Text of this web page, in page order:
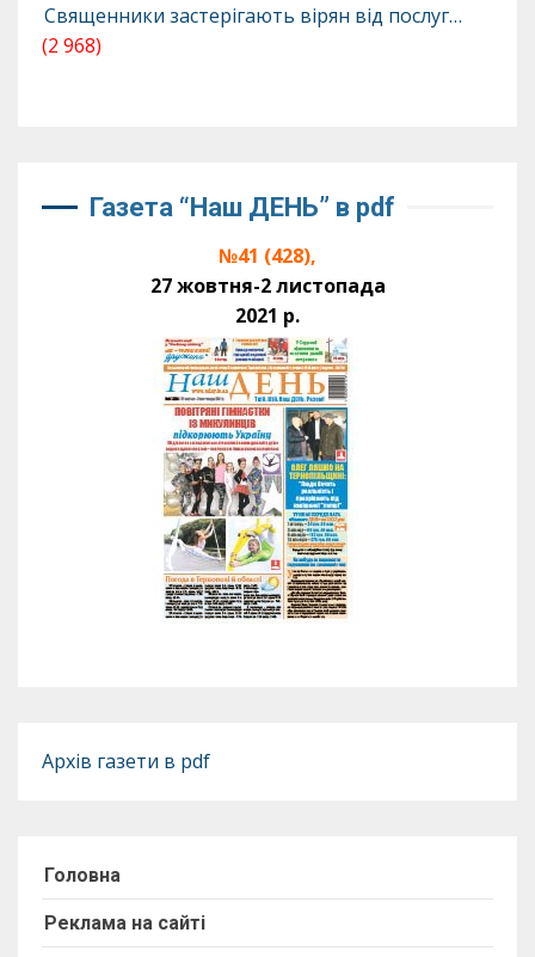
Священники застерігають вірян від послуг…
(2 968)
Газета “Наш ДЕНЬ” в pdf
№41 (428),
27 жовтня-2 листопада
2021 р.
Архів газети в pdf
Головна
Реклама на сайті